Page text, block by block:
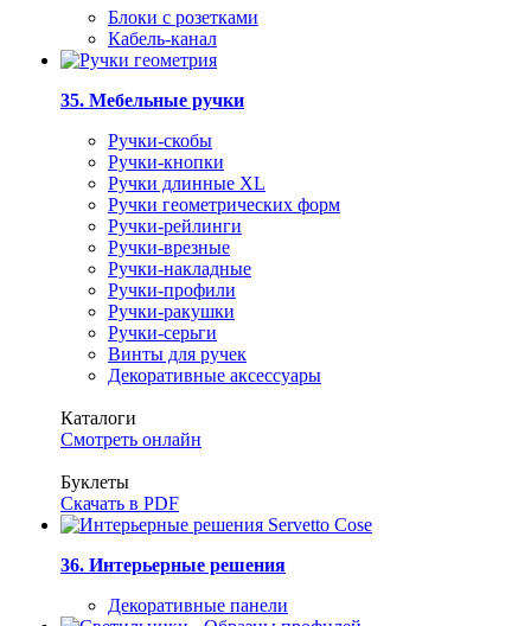
Блоки с розетками
Кабель-канал
35. Мебельные ручки
Ручки-скобы
Ручки-кнопки
Ручки длинные XL
Ручки геометрических форм
Ручки-рейлинги
Ручки-врезные
Ручки-накладные
Ручки-профили
Ручки-ракушки
Ручки-серьги
Винты для ручек
Декоративные аксессуары
Каталоги
Смотреть онлайн
Буклеты
Скачать в PDF
36. Интерьерные решения
Декоративные панели